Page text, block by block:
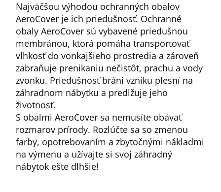
Najväčšou výhodou ochranných obalov
AeroCover je ich priedušnosť. Ochranné
obaly AeroCover sú vybavené priedušnou
membránou, ktorá pomáha transportovať
vlhkosť do vonkajšieho prostredia a zároveň
zabraňuje prenikaniu nečistôt, prachu a vody
zvonku. Priedušnosť bráni vzniku plesní na
záhradnom nábytku a predlžuje jeho
životnosť.
S obalmi AeroCover sa nemusíte obávať
rozmarov prírody. Rozlúčte sa so zmenou
farby, opotrebovaním a zbytočnými nákladmi
na výmenu a užívajte si svoj záhradný
nábytok ešte dlhšie!